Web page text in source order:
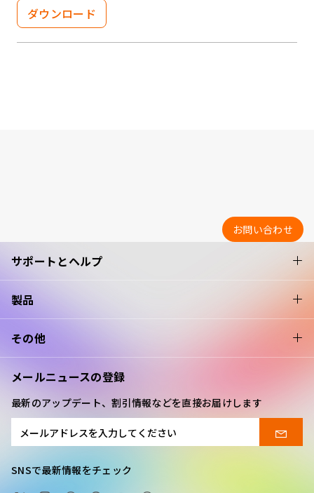
ダウンロード
サポートとヘルプ
製品
その他
メールニュースの登録
最新のアップデート、割引情報などを直接お届けします
SNSで最新情報をチェック
お問い合わせ